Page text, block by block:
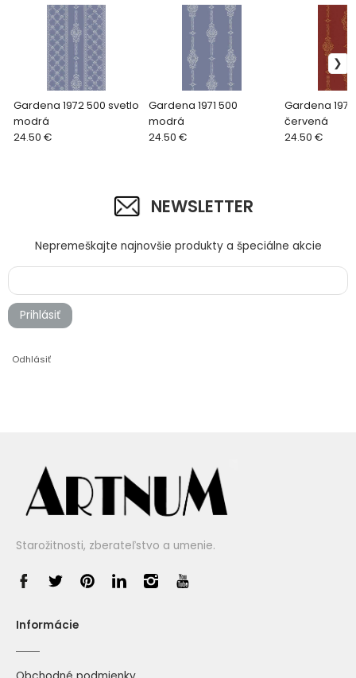
Gardena 1972 500 svetlo
modrá
24.50 €
Gardena 1971 500
modrá
24.50 €
Gardena 1971
červená
24.50 €
NEWSLETTER
Nepremeškajte najnovšie produkty a špeciálne akcie
Prihlásiť
Odhlásiť
Starožitnosti, zberateľstvo a umenie.
Informácie